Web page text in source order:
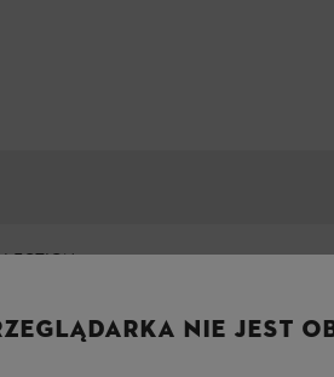
/ XXL / XXXL NIE JEST